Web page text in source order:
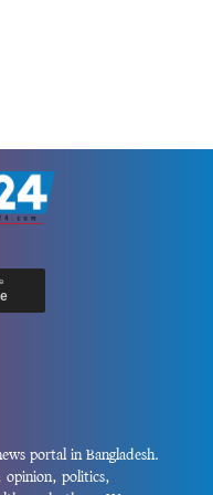
portal in Bangladesh.
opinion, politics,